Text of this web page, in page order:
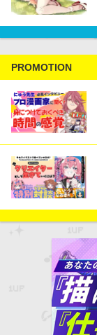
PROMOTION